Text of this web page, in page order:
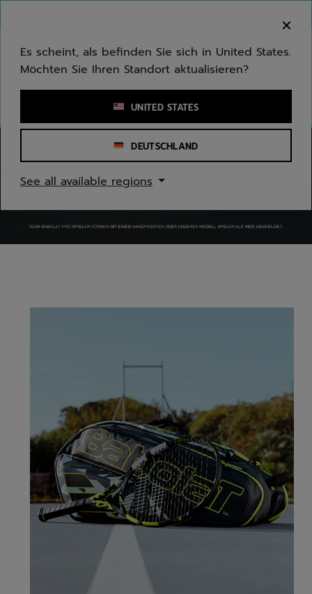
Stichwort oder Artikelnummer eingeben
Es scheint, als befinden Sie sich in United States.
Möchten Sie Ihren Standort aktualisieren?
UNITED STATES
DEUTSCHLAND
See all available regions